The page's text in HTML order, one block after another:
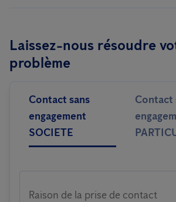
Laissez-nous résoudre
problème
Contact sans
engagement
SOCIETE
Contact
Raison de la prise de contact